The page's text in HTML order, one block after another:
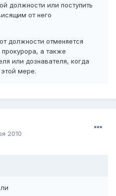
должности или поступить
от него
должности отменяется
а также
или дознавателя, когда
мере.
2010